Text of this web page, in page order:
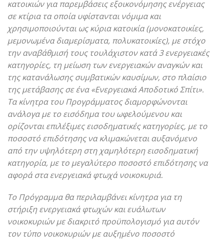
κατοικιών για παρεμβάσεις εξοικονόμησης ενέργειας
σε κτίρια τα οποία υφίστανται νόμιμα και
χρησιμοποιούνται ως κύρια κατοικία (μονοκατοικίες,
μεμονωμένα διαμερίσματα, πολυκατοικίες), με στόχο
την αναβάθμισή τους τουλάχιστον κατά 3 ενεργειακές
κατηγορίες, τη μείωση των ενεργειακών αναγκών και
της κατανάλωσης συμβατικών καυσίμων, στο πλαίσιο
της μετάβασης σε ένα «Ενεργειακά Αποδοτικό Σπίτι».
Τα κίνητρα του Προγράμματος διαμορφώνονται
ανάλογα με το εισόδημα του ωφελούμενου και
ορίζονται επιλέξιμες εισοδηματικές κατηγορίες, με το
ποσοστό επιδότησης να κλιμακώνεται αυξανόμενο
από την υψηλότερη στη χαμηλότερη εισοδηματική
κατηγορία, με το μεγαλύτερο ποσοστό επιδότησης να
αφορά στα ενεργειακά φτωχά νοικοκυριά.
Το Πρόγραμμα θα περιλαμβάνει κίνητρα για τη
στήριξη ενεργειακά φτωχών και ευάλωτων
νοικοκυριών με διακριτό προϋπολογισμό για αυτόν
τον τύπο νοικοκυριών με αυξημένο ποσοστό